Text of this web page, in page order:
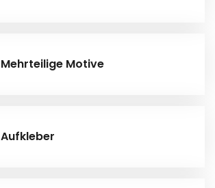
Mehrteilige Motive
Aufkleber